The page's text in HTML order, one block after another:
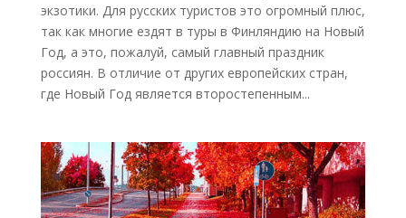
экзотики. Для русских туристов это огромный плюс,
так как многие ездят в туры в Финляндию на Новый
Год, а это, пожалуй, самый главный праздник
россиян. В отличие от других европейских стран,
где Новый Год является второстепенным...